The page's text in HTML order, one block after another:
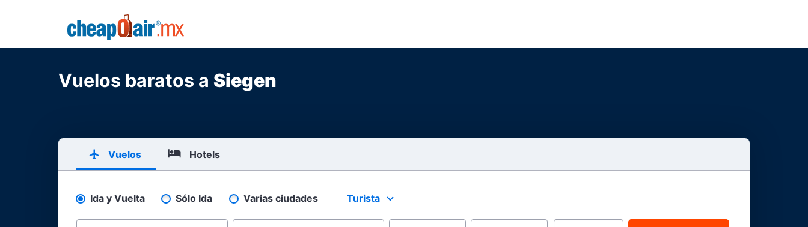
Vuelos baratos a Siegen
Vuelos Hotels
Pick your flight type
Ida y Vuelta Sólo Ida Varias ciudades Select your preferred seating class.
Turista